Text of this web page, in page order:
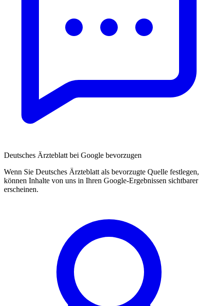
Deutsches Ärzteblatt bei Google bevorzugen
Wenn Sie Deutsches Ärzteblatt als bevorzugte Quelle festlegen,
können Inhalte von uns in Ihren Google-Ergebnissen sichtbarer
erscheinen.